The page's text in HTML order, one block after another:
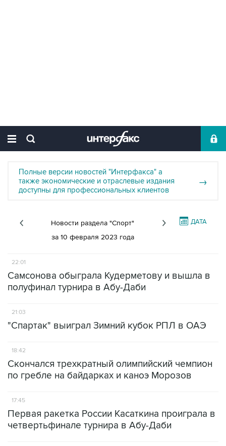
Полные версии новостей "Интерфакса" а
также экономические и отраслевые издания
доступны для профессиональных клиентов
→
Новости раздела "Спорт"
за 10 февраля 2023 года
ДАТА
22:01
Самсонова обыграла Кудерметову и вышла в
полуфинал турнира в Абу-Даби
21:03
"Спартак" выиграл Зимний кубок РПЛ в ОАЭ
18:42
Скончался трехкратный олимпийский чемпион
по гребле на байдарках и каноэ Морозов
17:45
Первая ракетка России Касаткина проиграла в
четвертьфинале турнира в Абу-Даби